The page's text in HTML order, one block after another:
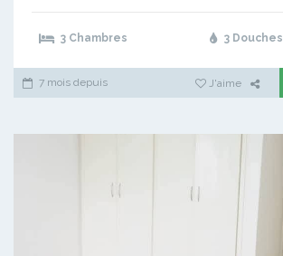
3 Chambres 3 Douches
7 mois depuis J'aime